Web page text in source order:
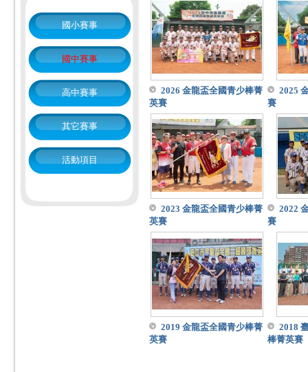
國小賽事
國中賽事
高中賽事
其它賽事
活動項目
2026 金龍盃全國青少棒菁
英賽
2025
賽
2023 金龍盃全國青少棒菁
英賽
2022
賽
2019 金龍盃全國青少棒菁
英賽
2018
棒菁英賽